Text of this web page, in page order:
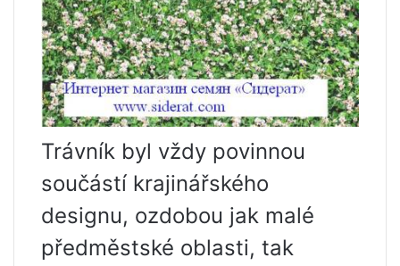
Trávník byl vždy povinnou
součástí krajinářského
designu, ozdobou jak malé
předměstské oblasti, tak